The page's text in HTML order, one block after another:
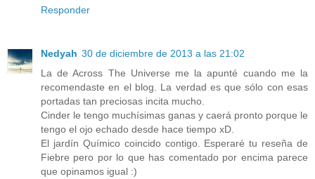
Responder
Nedyah 30 de diciembre de 2013 a las 21:02
La de Across The Universe me la apunté cuando me la
recomendaste en el blog. La verdad es que sólo con esas
portadas tan preciosas incita mucho.
Cinder le tengo muchísimas ganas y caerá pronto porque le
tengo el ojo echado desde hace tiempo xD.
El jardín Químico coincido contigo. Esperaré tu reseña de
Fiebre pero por lo que has comentado por encima parece
que opinamos igual :)